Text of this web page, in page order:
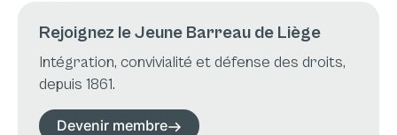
Rejoignez le Jeune Barreau de Liège
Intégration, convivialité et défense des droits,
depuis 1861.
Devenir membre